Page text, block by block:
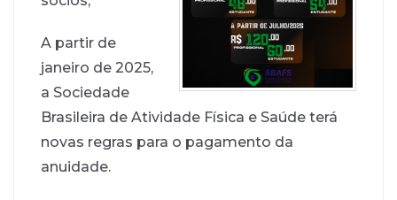
A partir de
janeiro de 2025,
a Sociedade
Brasileira de Atividade Física e Saúde terá
novas regras para o pagamento da
anuidade.